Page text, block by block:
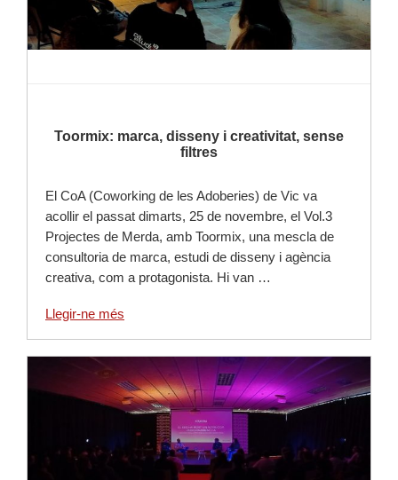
Toormix: marca, disseny i creativitat, sense
filtres
El CoA (Coworking de les Adoberies) de Vic va
acollir el passat dimarts, 25 de novembre, el Vol.3
Projectes de Merda, amb Toormix, una mescla de
consultoria de marca, estudi de disseny i agència
creativa, com a protagonista. Hi van …
Llegir-ne més
Llegir-ne més